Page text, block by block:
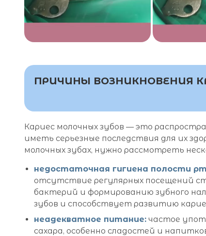
ПРИЧИНЫ ВОЗНИКНОВЕНИЯ
Кариес молочных зубов — это
иметь серьезные последствия для их
молочных зубах, нужно рассмотреть
недостаточная гигиена полости
отсутствие регулярных посещений
бактерий и формированию зубного
зубов и способствует развитию
неадекватное питание: частое
сахара, особенно сладостей и